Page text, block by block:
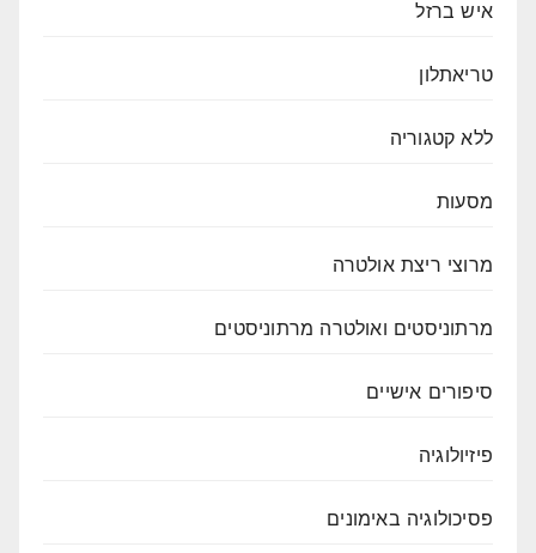
איש ברזל
טריאתלון
ללא קטגוריה
מסעות
מרוצי ריצת אולטרה
מרתוניסטים ואולטרה מרתוניסטים
סיפורים אישיים
פיזיולוגיה
פסיכולוגיה באימונים